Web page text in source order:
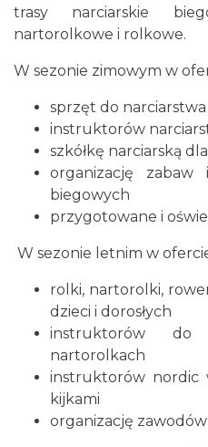
trasy narciarskie
nartorolkowe i rolkowe.
W sezonie zimowym w
sprzęt do
instruktorów
szkółkę narciarską
organizację
biegowych
przygotowane i
W sezonie letnim w
rolki, nartorolki,
dzieci i dorosłych
instruktorów
nartorolkach
instruktorów nordic
kijkami
organizację